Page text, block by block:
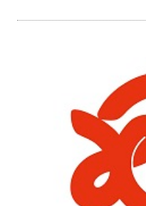
います。何年も変わらず、
どん最高！！（＾＾）み
もペロッとたいらげまし